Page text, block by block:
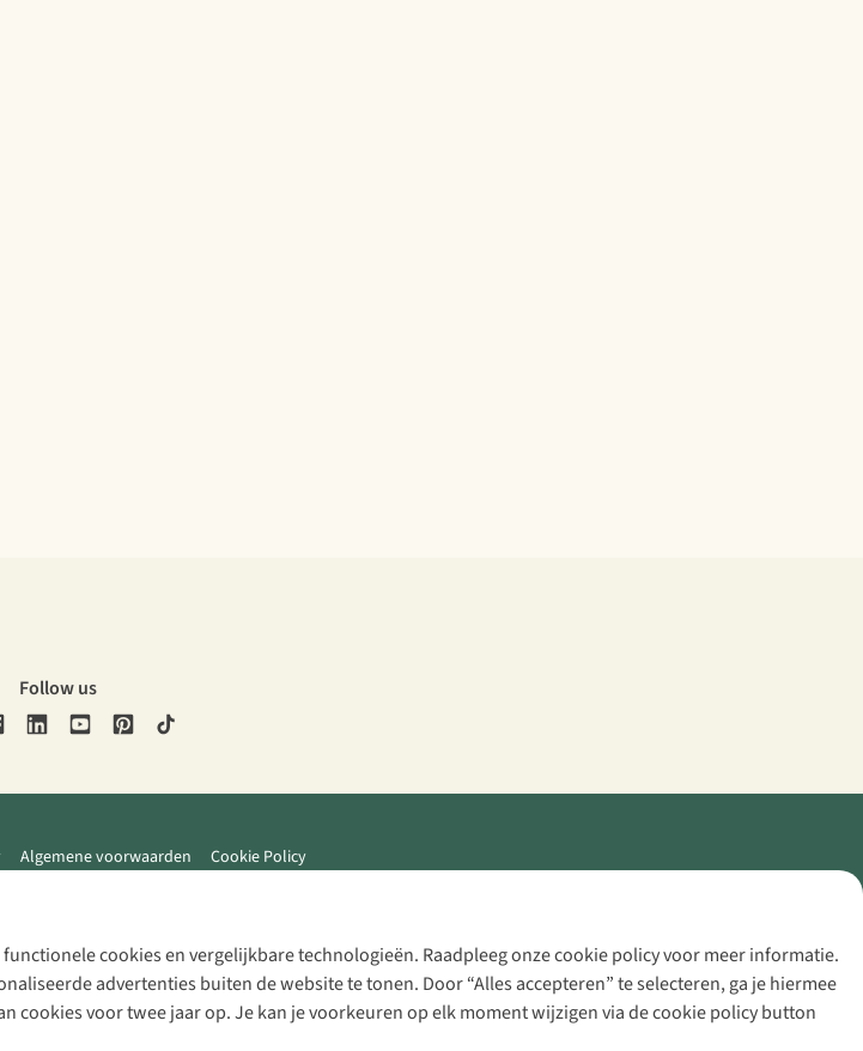
cookies en vergelijkbare technologieën. Raadpleeg onze cookie policy voor meer informatie.
advertenties buiten de website te tonen. Door “Alles accepteren” te selecteren, ga je hiermee
voor twee jaar op. Je kan je voorkeuren op elk moment wijzigen via de cookie policy button
Follow us
Algemene voorwaarden Cookie Policy